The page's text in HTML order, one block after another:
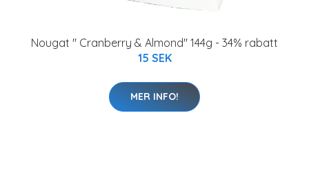
Nougat " Cranberry & Almond" 144g - 34% rabatt
15 SEK
MER INFO!